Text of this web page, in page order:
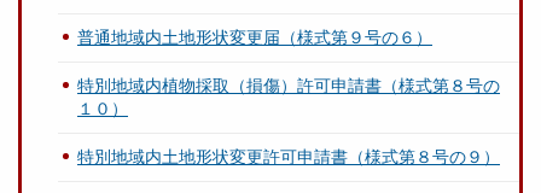
普通地域内土地形状変更届（様式第９号の６）
特別地域内植物採取（損傷）許可申請書（様式第８号の
１０）
特別地域内土地形状変更許可申請書（様式第８号の９）